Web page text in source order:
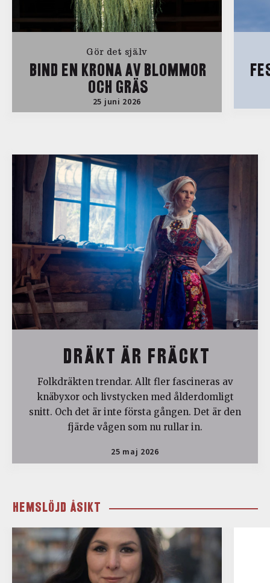
Gör det själv
BIND EN KRONA AV BLOMMOR
OCH GRÄS
25 juni 2026
DRÄKT ÄR FRÄCKT
Folkdräkten trendar. Allt fler fascineras av
knäbyxor och livstycken med ålderdomligt
snitt. Och det är inte första gången. Det är den
fjärde vågen som nu rullar in.
25 maj 2026
HEMSLÖJD ÅSIKT